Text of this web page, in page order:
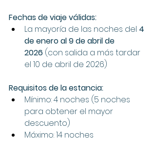
Fechas de viaje válidas:
La mayoría de las noches del 4
de enero al 9 de abril de
2026 (con salida a más tardar
el 10 de abril de 2026)
Requisitos de la estancia:
Mínimo: 4 noches (5 noches
para obtener el mayor
descuento)
Máximo: 14 noches